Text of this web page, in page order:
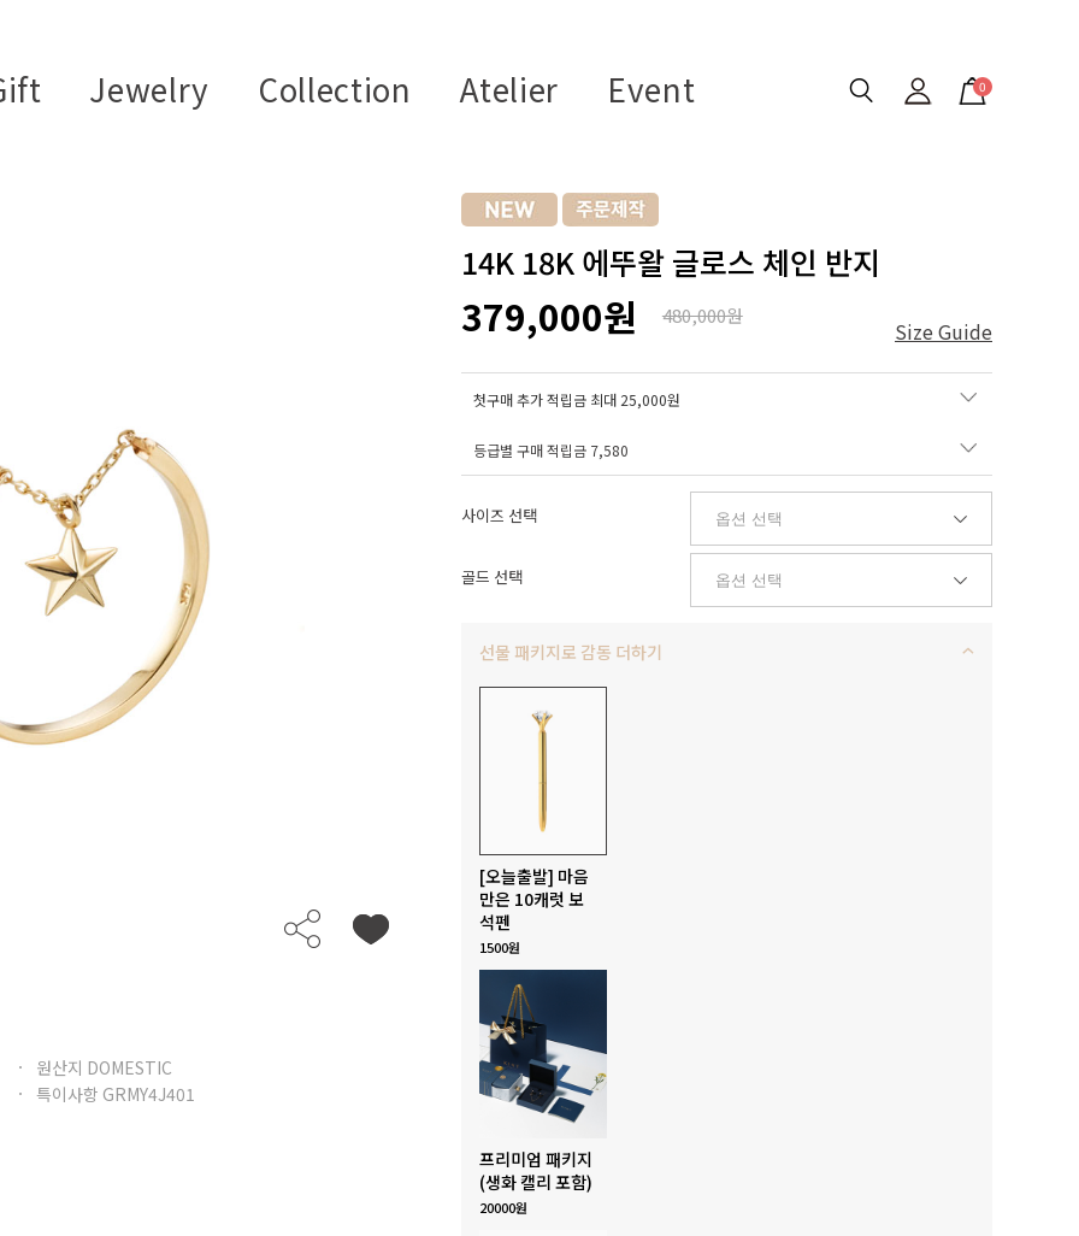
Jewelry Collection Atelier Event 0
원산지 DOMESTIC
특이사항 GRMY4J401
14K 18K 에뚜왈 글로스 체인 반지
379,000원 480,000원
Size Guide
첫구매 추가 적립금 최대 25,000원
등급별 구매 적립금 7,580
사이즈 선택
골드 선택
선물 패키지로 감동 더하기
[오늘출발] 마음
만은 10캐럿 보
석펜
1500원
프리미엄 패키지
(생화 캘리 포함)
20000원